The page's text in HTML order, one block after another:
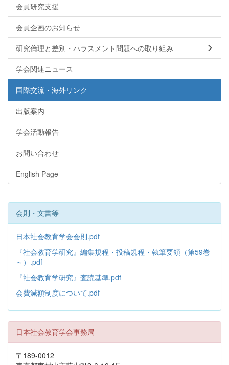
会員研究支援
会員企画のお知らせ
研究倫理と差別・ハラスメント問題への取り組み
学会関連ニュース
国際交流・海外リンク
出版案内
学会活動報告
お問い合わせ
English Page
会則・文書等
日本社会教育学会会則.pdf
『社会教育学研究』編集規程・投稿規程・執筆要領（第59巻
～）.pdf
『社会教育学研究』査読基準.pdf
会費減額制度について.pdf
日本社会教育学会事務局
〒189-0012